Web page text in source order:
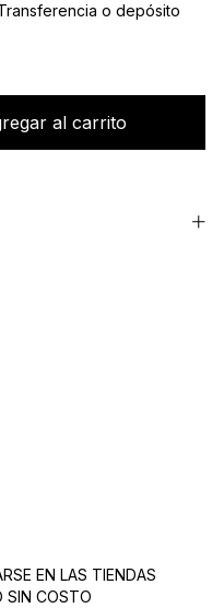
o depósito
EN LAS TIENDAS
SIN COSTO